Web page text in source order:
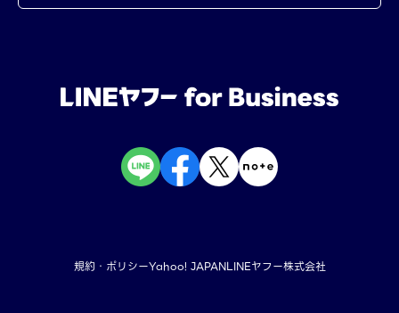
規約・ポリシーYahoo! JAPANLINEヤフー株式会社